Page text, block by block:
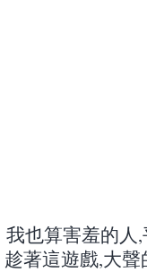
我也算害羞的人
趁著這遊戲,大